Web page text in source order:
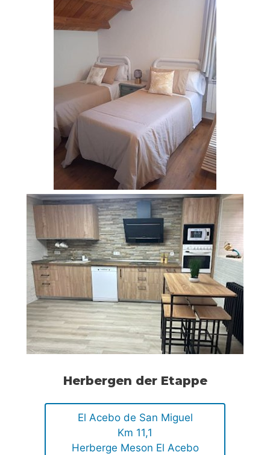
Herbergen der Etappe
El Acebo de San Miguel
Km 11,1
Herberge Meson El Acebo